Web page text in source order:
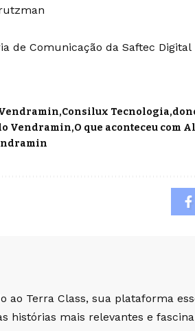
de Comunicação da Saftec Digital
Consilux Tecnologia
Vendramin O que aconteceu com
ao Terra Class, sua plataforma
histórias mais relevantes e